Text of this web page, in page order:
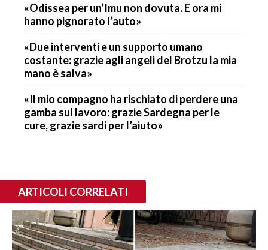
«Odissea per un’Imu non dovuta. E ora mi
hanno pignorato l’auto»
«Due interventi e un supporto umano
costante: grazie agli angeli del Brotzu la mia
mano è salva»
«Il mio compagno ha rischiato di perdere una
gamba sul lavoro: grazie Sardegna per le
cure, grazie sardi per l’aiuto»
ARTICOLI CORRELATI